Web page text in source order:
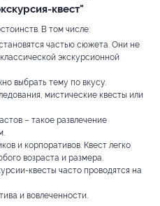
квест"
В том числе:
частью сюжета. Они не
экскурсионной
выбрать тему по вкусу.
мистические квесты или
– такое развлечение
и корпоративов. Квест легко
возраста и размера.
квесты часто проводятся на
и вовлеченности.